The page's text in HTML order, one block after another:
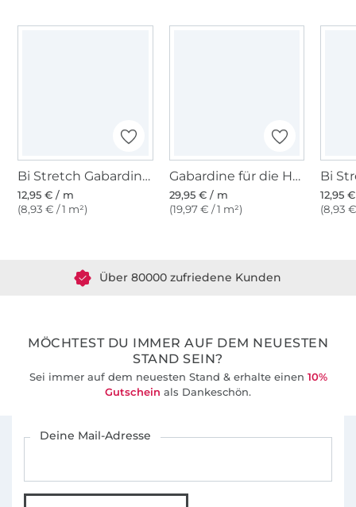
Bi Stretch Gabardine, grau
12,95 € / m
(8,93 € / 1 m²)
Gabardine für die Hose, schwarz
29,95 € / m
(19,97 € / 1 m²)
12,95
(8,93
Über 80000 zufriedene Kunden
MÖCHTEST DU IMMER AUF DEM NEUESTEN
STAND SEIN?
Sei immer auf dem neuesten Stand & erhalte einen 10%
Gutschein als Dankeschön.
Deine Mail-Adresse